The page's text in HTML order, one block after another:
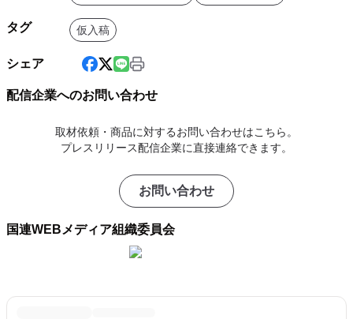
タグ 仮入稿
シェア
配信企業へのお問い合わせ
取材依頼・商品に対するお問い合わせはこちら。
プレスリリース配信企業に直接連絡できます。
お問い合わせ
国連WEBメディア組織委員会